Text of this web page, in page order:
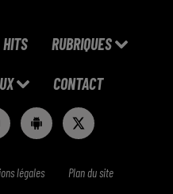
HITS RUBRIQUES
CONTACT
légales Plan du site